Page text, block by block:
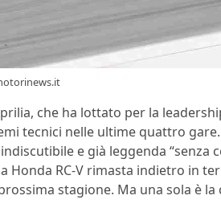
che ha lottato per la
tecnici nelle ultime quattro
e già leggenda
Honda RC-V rimasta indietro in
stagione. Ma una sola è